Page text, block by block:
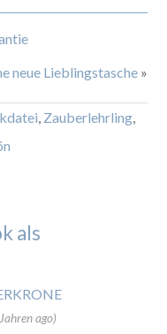
neue Lieblingstasche»
, Zauberlehrling,
als
ago)